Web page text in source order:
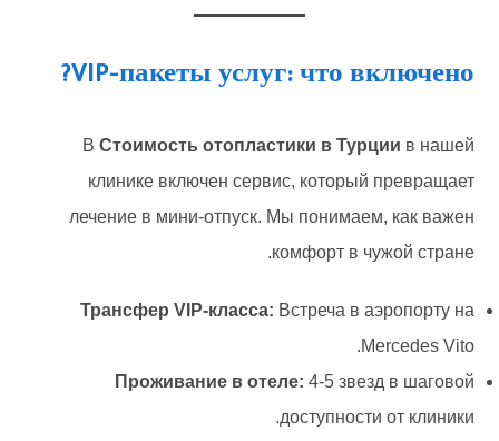
VIP-пакеты услуг: что включено?
В Стоимость отопластики в Турции в нашей
клинике включен сервис, который превращает
лечение в мини-отпуск. Мы понимаем, как важен
комфорт в чужой стране.
Трансфер VIP-класса: Встреча в аэропорту на
Mercedes Vito.
Проживание в отеле: 4-5 звезд в шаговой
доступности от клиники.